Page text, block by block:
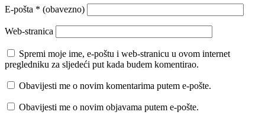
E-pošta * (obavezno)
Web-stranica
Spremi moje ime, e-poštu i web-stranicu u ovom internet
pregledniku za sljedeći put kada budem komentirao.
Obavijesti me o novim komentarima putem e-pošte.
Obavijesti me o novim objavama putem e-pošte.